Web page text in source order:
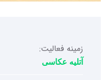
زمینه فعالیت:
آتلیه عکاسی